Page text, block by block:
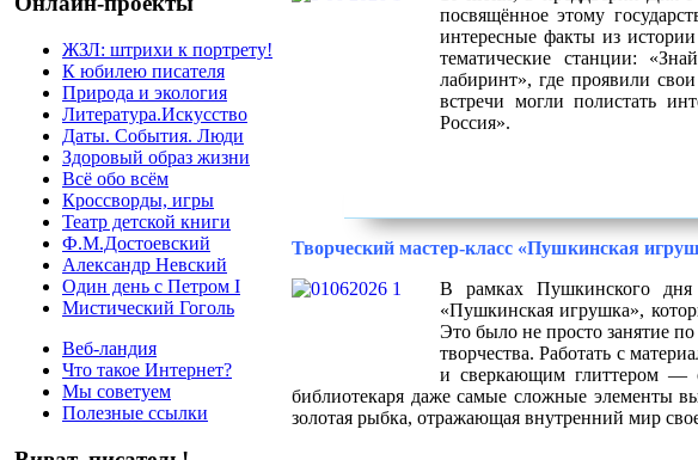
ЖЗЛ: штрихи к портрету!
К юбилею писателя
Природа и экология
Литература.Искусство
Даты. События. Люди
Здоровый образ жизни
Всё обо всём
Кроссворды, игры
Театр детской книги
Ф.М.Достоевский
Александр Невский
Один день с Петром I
Мистический Гоголь
Веб-ландия
Что такое Интернет?
Мы советуем
Полезные ссылки
посвящённое этому
интересные факты из
тематические станции:
лабиринт», где проявили
встречи могли полистать
Россия».
Творческий мастер-класс «Пушкинская
В рамках Пушкинского дня
«Пушкинская игрушка»,
Это было не просто занятие
творчества. Работать с
и сверкающим глиттером —
библиотекаря даже самые сложные элементы
золотая рыбка, отражающая внутренний мир